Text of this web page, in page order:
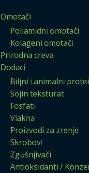
Omotači
Poliamidni omotači
Kolageni omotači
Prirodna creva
Dodaci
Biljni i animalni
Sojin teksturat
Fosfati
Vlakna
Proizvodi za zrenje
Skrobovi
Zgušnjivači
Antioksidanti /